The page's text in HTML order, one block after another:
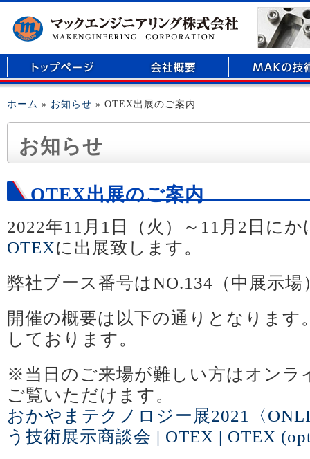
マイクロリアクター、医療用部品の開発、精密部品加工のことなら倉敷市玉島
ホーム » お知らせ » OTEX出展のご案内
お知らせ
OTEX出展のご案内
2022年11月1日（火）～11月2日に
OTEXに出展致します。
弊社ブース番号はNO.134（中展示
開催の概要は以下の通りとなります
しております。
※当日のご来場が難しい方はオンラ
ご覧いただけます。
おかやまテクノロジー展2021〈
う技術展示商談会 | OTEX | OTEX